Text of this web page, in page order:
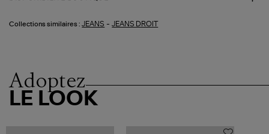
Collections similaires : JEANS -JEANS DROIT
Adoptez
LE LOOK